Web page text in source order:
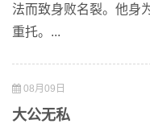
法而致身败名裂。他身
重托。...
08月09日
大公无私